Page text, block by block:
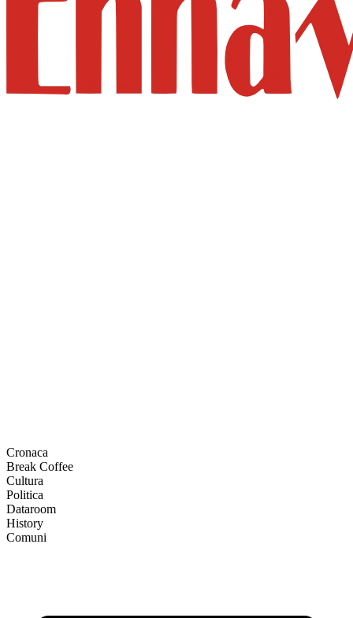
Cronaca
Break Coffee
Cultura
Politica
Dataroom
History
Comuni